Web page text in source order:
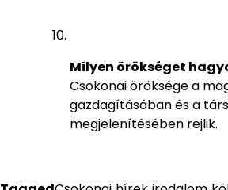
Milyen örökséget
Csokonai öröksége a
gazdagításában és a
megjelenítésében rejlik.